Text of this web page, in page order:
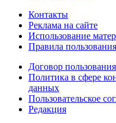
Контакты
Реклама на сайте
Использование
Правила
Договор
Политика в сфере
данных
Пользовательское
Редакция